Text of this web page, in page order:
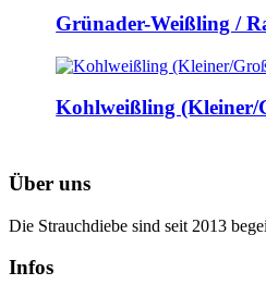
Grünader-Weißling /
Kohlweißling (Kleiner/
Über uns
Die Strauchdiebe sind seit 2013
Infos